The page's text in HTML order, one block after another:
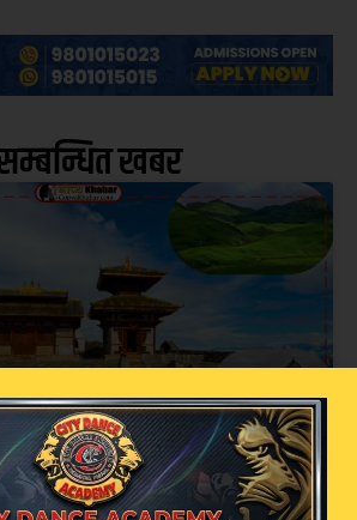
खबर
बाजुराको बडी मालिकामा भदौ १
हुने